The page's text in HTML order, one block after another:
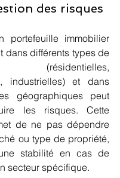
des risques
portefeuille immobilier
dans différents types de
(résidentielles,
industrielles) et dans
géographiques peut
les risques. Cette
de ne pas dépendre
ou type de propriété,
stabilité en cas de
secteur spécifique.